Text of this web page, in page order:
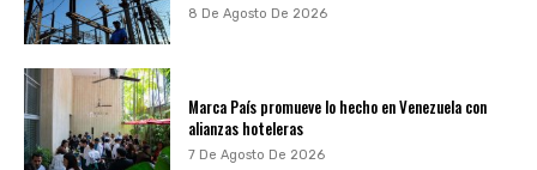
8 De Agosto De 2026
Marca País promueve lo hecho en Venezuela con
alianzas hoteleras
7 De Agosto De 2026